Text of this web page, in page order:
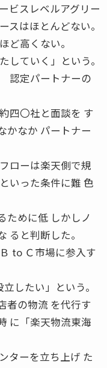
ビスレベルアグリー
スはほとんどない。
ど高くない。
していく」という。
認定パートナーの
四〇社と面談を す
かなか パートナー
ローは楽天側で規
いった条件に難 色
ために低 しかしノ
ると判断した。
to Ｃ市場に参入す
したい」という。
者の物流 を代行す
に「楽天物流東海
ターを立ち上げ た